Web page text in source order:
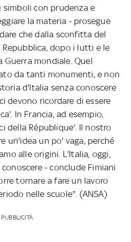
con prudenza e
la materia - prosegue
che dalla sconfitta del
dopo i lutti e le
Guerra mondiale. Quel
da tanti monumenti, e non
d'Italia senza conoscere
devono ricordare di essere
In Francia, ad esempio,
della République'. Il nostro
un'idea un po' vaga, perché
alle origini. L'Italia, oggi,
- conclude Fimiani
tornare a fare un lavoro
nelle scuole". (ANSA)
PUBBLICITÀ